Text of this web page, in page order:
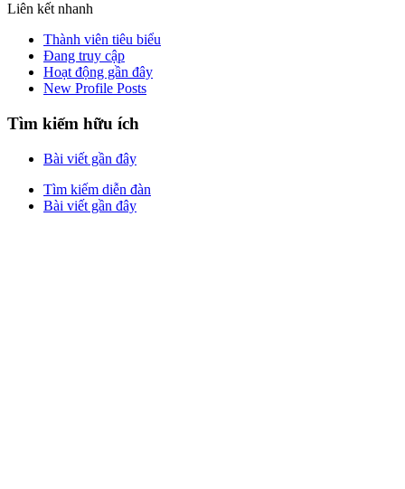
Liên kết nhanh
Thành viên tiêu biểu
Đang truy cập
Hoạt động gần đây
New Profile Posts
Tìm kiếm hữu ích
Bài viết gần đây
Tìm kiếm diễn đàn
Bài viết gần đây